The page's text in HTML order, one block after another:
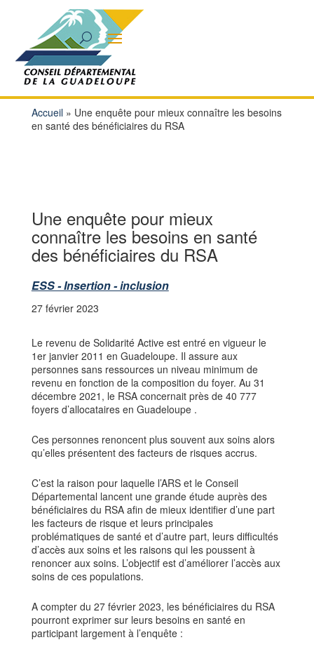
Accueil» Une enquête pour mieux connaître les besoins
en santé des bénéficiaires du RSA
Une enquête pour mieux
connaître les besoins en santé
des bénéficiaires du RSA
ESS - Insertion - inclusion
27 février 2023
Le revenu de Solidarité Active est entré en vigueur le
1er janvier 2011 en Guadeloupe. Il assure aux
personnes sans ressources un niveau minimum de
revenu en fonction de la composition du foyer. Au 31
décembre 2021, le RSA concernait près de 40 777
foyers d’allocataires en Guadeloupe .
Ces personnes renoncent plus souvent aux soins alors
qu’elles présentent des facteurs de risques accrus.
C’est la raison pour laquelle l’ARS et le Conseil
Départemental lancent une grande étude auprès des
bénéficiaires du RSA afin de mieux identifier d’une part
les facteurs de risque et leurs principales
problématiques de santé et d’autre part, leurs difficultés
d’accès aux soins et les raisons qui les poussent à
renoncer aux soins. L’objectif est d’améliorer l’accès aux
soins de ces populations.
A compter du 27 février 2023, les bénéficiaires du RSA
pourront exprimer sur leurs besoins en santé en
participant largement à l’enquête :